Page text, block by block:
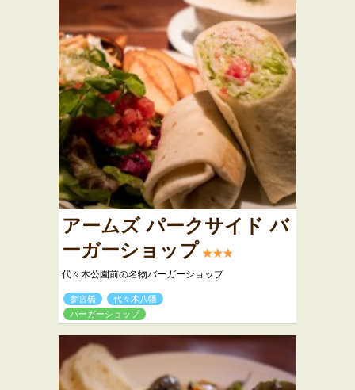
アームズ パークサイド バ
ーガーショップ ★★★
代々木公園前の名物バーガーショップ
参宮橋
代々木八幡
バーガーショップ